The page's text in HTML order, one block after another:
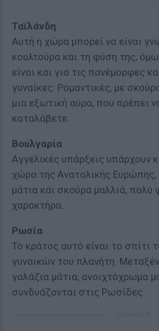
Ταϊλάνδη
Αυτή η χώρα μπορεί να είναι
κουλτούρα και τη φύση της,
είναι και για τις πανέμορφες
γυναίκες. Ρομαντικές, με
μια εξωτική αύρα, που πρέπει
καταλάβετε.
Βουλγαρία
Αγγελικές υπάρξεις υπάρχουν
χώρα της Ανατολικής
μάτια και σκούρα μαλλιά, πολύ
χαρακτήρα.
Ρωσία
Το κράτος αυτό είναι το
γυναικών του πλανήτη.
γαλάζια μάτια, ανοιχτόχρωμα
συνδυάζονται στις Ρωσίδες.